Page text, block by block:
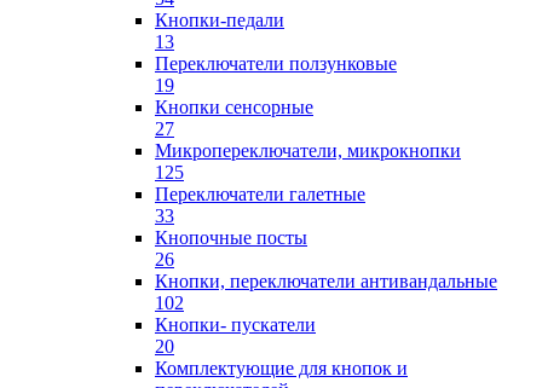
Кнопки-педали
13
Переключатели ползунковые
19
Кнопки сенсорные
27
Микропереключатели, микрокнопки
125
Переключатели галетные
33
Кнопочные посты
26
Кнопки, переключатели антивандальные
102
Кнопки- пускатели
20
Комплектующие для кнопок и